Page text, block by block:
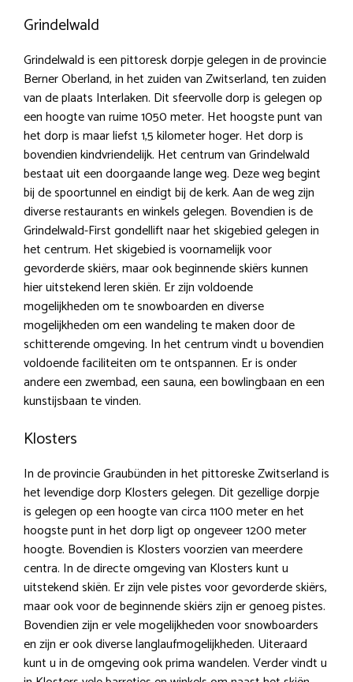
Grindelwald
Grindelwald is een pittoresk dorpje gelegen in de provincie
Berner Oberland, in het zuiden van Zwitserland, ten zuiden
van de plaats Interlaken. Dit sfeervolle dorp is gelegen op
een hoogte van ruime 1050 meter. Het hoogste punt van
het dorp is maar liefst 1,5 kilometer hoger. Het dorp is
bovendien kindvriendelijk. Het centrum van Grindelwald
bestaat uit een doorgaande lange weg. Deze weg begint
bij de spoortunnel en eindigt bij de kerk. Aan de weg zijn
diverse restaurants en winkels gelegen. Bovendien is de
Grindelwald-First gondellift naar het skigebied gelegen in
het centrum. Het skigebied is voornamelijk voor
gevorderde skiërs, maar ook beginnende skiërs kunnen
hier uitstekend leren skiën. Er zijn voldoende
mogelijkheden om te snowboarden en diverse
mogelijkheden om een wandeling te maken door de
schitterende omgeving. In het centrum vindt u bovendien
voldoende faciliteiten om te ontspannen. Er is onder
andere een zwembad, een sauna, een bowlingbaan en een
kunstijsbaan te vinden.
Klosters
In de provincie Graubünden in het pittoreske Zwitserland is
het levendige dorp Klosters gelegen. Dit gezellige dorpje
is gelegen op een hoogte van circa 1100 meter en het
hoogste punt in het dorp ligt op ongeveer 1200 meter
hoogte. Bovendien is Klosters voorzien van meerdere
centra. In de directe omgeving van Klosters kunt u
uitstekend skiën. Er zijn vele pistes voor gevorderde skiërs,
maar ook voor de beginnende skiërs zijn er genoeg pistes.
Bovendien zijn er vele mogelijkheden voor snowboarders
en zijn er ook diverse langlaufmogelijkheden. Uiteraard
kunt u in de omgeving ook prima wandelen. Verder vindt u